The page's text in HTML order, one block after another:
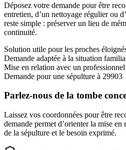
Déposez votre demande pour être
entretien, d’un nettoyage régulier ou
reste simple : préserver un lieu de
continuité.
Solution utile pour les proches
Demande adaptée à la situation
Mise en relation avec un
Demande pour une sépulture à 29903
Parlez-nous de la tombe
Laissez vos coordonnées pour être
demande permet d’orienter la mise
de la sépulture et le besoin exprimé.